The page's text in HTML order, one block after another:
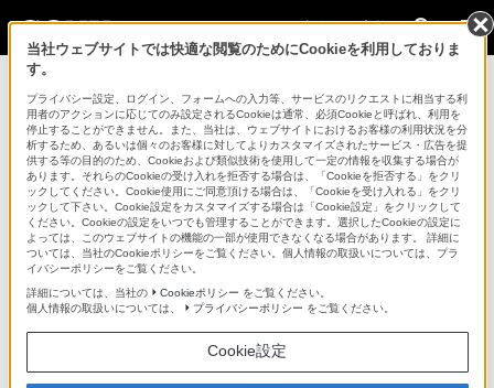
法人のお客様
カムコーダー用周辺機器・アクセサリー > LA-100W
法人のお客様
カムコーダー用周辺機器・アクセサリー
LA-100W
HDVカムコーダーHVR-S270J、HVR-Z7Jでαレンズを使用するため
のレンズアダプター
LA-100W
当社ウェブサイトでは快適な閲覧のためにCookieを利用しておりま
す。
プライバシー設定、ログイン、フォームへの入力等、サービスのリクエストに相当する利
用者のアクションに応じてのみ設定されるCookieは通常、必須Cookieと呼ばれ、利用を
停止することができません。また、当社は、ウェブサイトにおけるお客様の利用状況を分
析するため、あるいは個々のお客様に対してよりカスタマイズされたサービス・広告を提
供する等の目的のため、Cookieおよび類似技術を使用して一定の情報を収集する場合が
あります。それらのCookieの受け入れを拒否する場合は、「Cookieを拒否する」をクリ
ックしてください。Cookie使用にご同意頂ける場合は、「Cookieを受け入れる」をクリ
ックして下さい。Cookie設定をカスタマイズする場合は「Cookie設定」をクリックして
ください。Cookieの設定をいつでも管理することができます。選択したCookieの設定に
よっては、このウェブサイトの機能の一部が使用できなくなる場合があります。 詳細に
ついては、当社のCookieポリシーをご覧ください。個人情報の取扱いについては、プラ
イバシーポリシーをご覧ください。
詳細については、当社の
Cookieポリシー をご覧ください。
個人情報の取扱いについては、
プライバシーポリシー をご覧ください。
Cookie設定